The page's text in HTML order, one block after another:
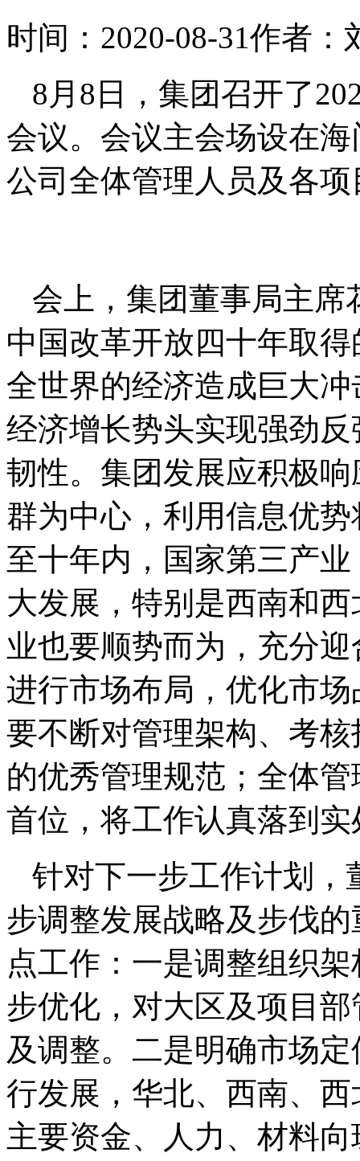
时间：2020-08-31作者：
8月8日，集团召开了
会议。会议主会场设在
公司全体管理人员及各
会上，集团董事局主席
中国改革开放四十年取
全世界的经济造成巨大
经济增长势头实现强劲
韧性。集团发展应积极
群为中心，利用信息优
至十年内，国家第三产
大发展，特别是西南和
业也要顺势而为，充分
进行市场布局，优化市
要不断对管理架构、考
的优秀管理规范；全体
首位，将工作认真落到实
针对下一步工作计划，
步调整发展战略及步伐
点工作：一是调整组织
步优化，对大区及项目
及调整。二是明确市场
行发展，华北、西南、
主要资金、人力、材料